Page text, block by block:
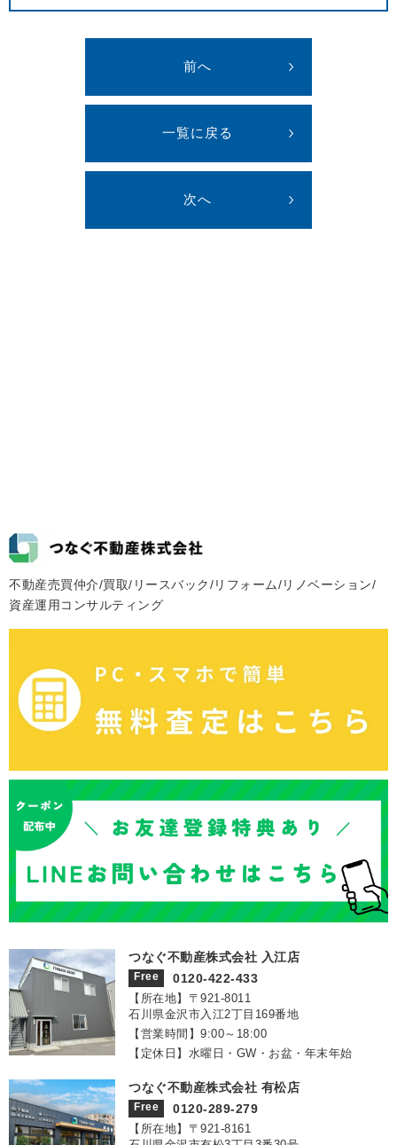
前へ
一覧に戻る
次へ
不動産売買仲介/買取/リースバック/リフォーム/リノベーション/
資産運用コンサルティング
つなぐ不動産株式会社 入江店
Free 0120-422-433
【所在地】〒921‐8011
石川県金沢市入江2丁目169番地
【営業時間】9:00～18:00
【定休日】水曜日・GW・お盆・年末年始
つなぐ不動産株式会社 有松店
Free 0120-289-279
【所在地】〒921‐8161